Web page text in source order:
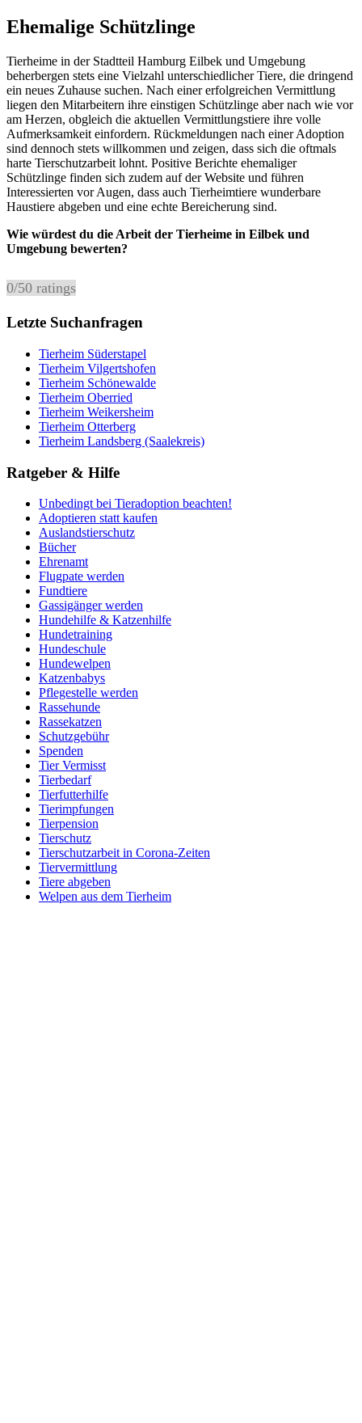
Ehemalige Schützlinge
Tierheime in der Stadtteil Hamburg Eilbek und Umgebung
beherbergen stets eine Vielzahl unterschiedlicher Tiere, die dringend
ein neues Zuhause suchen. Nach einer erfolgreichen Vermittlung
liegen den Mitarbeitern ihre einstigen Schützlinge aber nach wie vor
am Herzen, obgleich die aktuellen Vermittlungstiere ihre volle
Aufmerksamkeit einfordern. Rückmeldungen nach einer Adoption
sind dennoch stets willkommen und zeigen, dass sich die oftmals
harte Tierschutzarbeit lohnt. Positive Berichte ehemaliger
Schützlinge finden sich zudem auf der Website und führen
Interessierten vor Augen, dass auch Tierheimtiere wunderbare
Haustiere abgeben und eine echte Bereicherung sind.
Wie würdest du die Arbeit der Tierheime in Eilbek und
Umgebung bewerten?
0/50 ratings
Letzte Suchanfragen
Tierheim Süderstapel
Tierheim Vilgertshofen
Tierheim Schönewalde
Tierheim Oberried
Tierheim Weikersheim
Tierheim Otterberg
Tierheim Landsberg (Saalekreis)
Ratgeber & Hilfe
Unbedingt bei Tieradoption beachten!
Adoptieren statt kaufen
Auslandstierschutz
Bücher
Ehrenamt
Flugpate werden
Fundtiere
Gassigänger werden
Hundehilfe & Katzenhilfe
Hundetraining
Hundeschule
Hundewelpen
Katzenbabys
Pflegestelle werden
Rassehunde
Rassekatzen
Schutzgebühr
Spenden
Tier Vermisst
Tierbedarf
Tierfutterhilfe
Tierimpfungen
Tierpension
Tierschutz
Tierschutzarbeit in Corona-Zeiten
Tiervermittlung
Tiere abgeben
Welpen aus dem Tierheim